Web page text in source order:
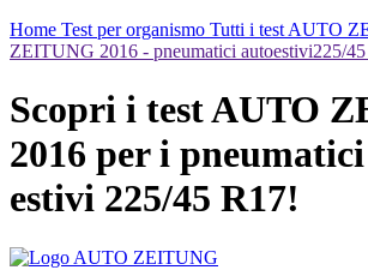
Home Test per organismo Tutti i test AUTO
ZEITUNG 2016 - pneumatici autoestivi225/
Scopri i test AUTO
2016 per i
estivi 225/45 R17!